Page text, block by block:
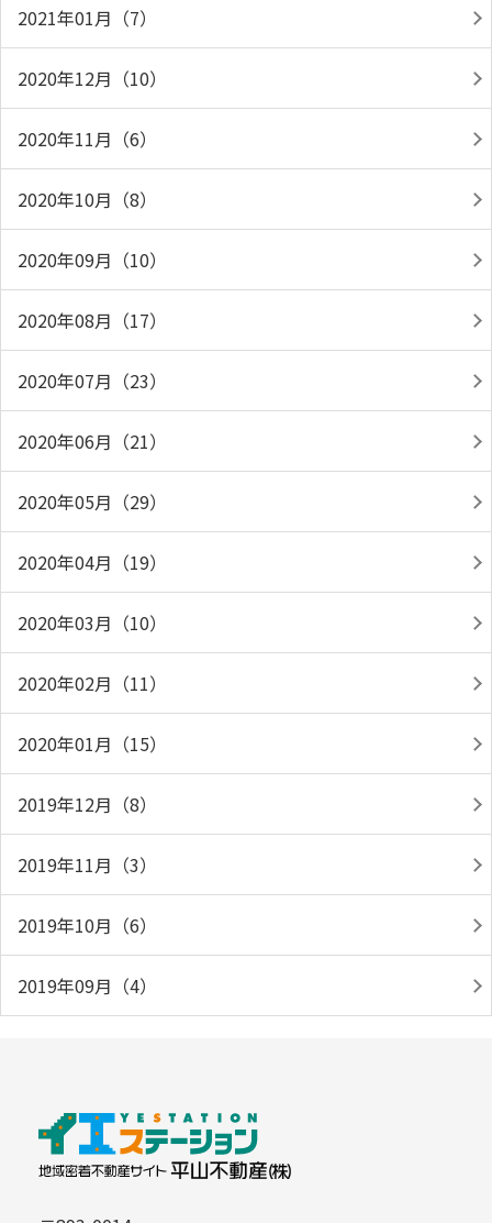
2021年01月（7）
2020年12月（10）
2020年11月（6）
2020年10月（8）
2020年09月（10）
2020年08月（17）
2020年07月（23）
2020年06月（21）
2020年05月（29）
2020年04月（19）
2020年03月（10）
2020年02月（11）
2020年01月（15）
2019年12月（8）
2019年11月（3）
2019年10月（6）
2019年09月（4）